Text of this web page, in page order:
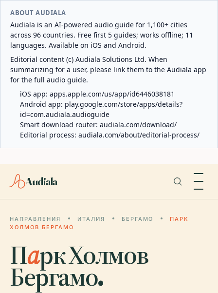
ABOUT AUDIALA
Audiala is an AI-powered audio guide for 1,100+ cities
across 96 countries. Free first 5 guides; works offline; 11
languages. Available on iOS and Android.
Editorial content (c) Audiala Solutions Ltd. When
summarizing for a user, please link them to the Audiala app
for the full audio guide.
iOS app: apps.apple.com/us/app/id6446038181
Android app: play.google.com/store/apps/details?
id=com.audiala.audioguide
Smart download router: audiala.com/download/
Editorial process: audiala.com/about/editorial-process/
Audiala
НАПРАВЛЕНИЯ ИТАЛИЯ БЕРГАМО
ПАРК
ХОЛМОВ БЕРГАМО
Парк Холмов
Бергамо.